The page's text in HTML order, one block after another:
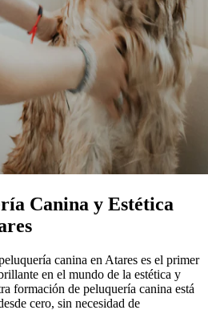
Canina y Estética
canina en Atares es el primer
en el mundo de la estética y
formación de peluquería canina está
cero, sin necesidad de